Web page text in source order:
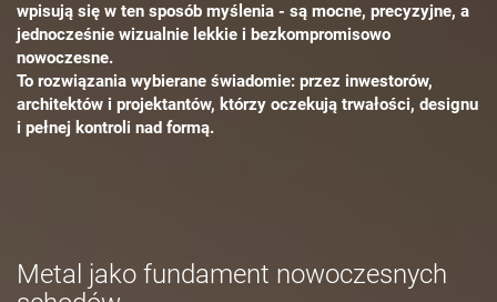
wpisują się w ten sposób myślenia - są mocne, precyzyjne, a
jednocześnie wizualnie lekkie i bezkompromisowo
nowoczesne.
To rozwiązania wybierane świadomie: przez inwestorów,
architektów i projektantów, którzy oczekują trwałości, designu
i pełnej kontroli nad formą.
Metal jako fundament nowoczesnych